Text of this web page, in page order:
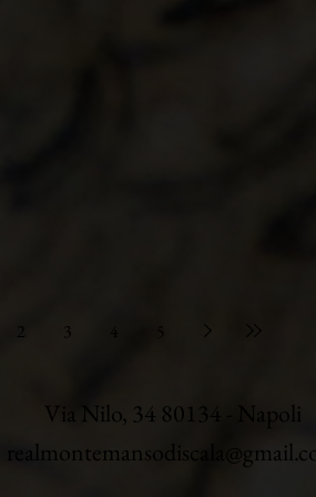
2 3 5
Via Nilo, 34 80134 - Napoli